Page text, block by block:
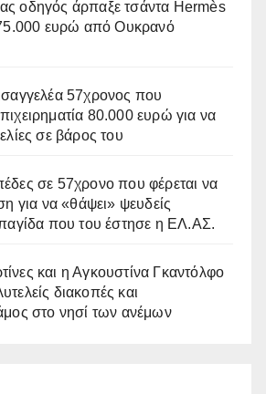
οδηγός άρπαξε τσάντα Hermès
ευρώ από Ουκρανό
57χρονος που
80.000 ευρώ για να
σε βάρος του
σε 57χρονο που φέρεται να
για να «θάψει» ψευδείς
που του έστησε η ΕΛ.ΑΣ.
και η Αγκουστίνα Γκαντόλφο
διακοπές και
στο νησί των ανέμων